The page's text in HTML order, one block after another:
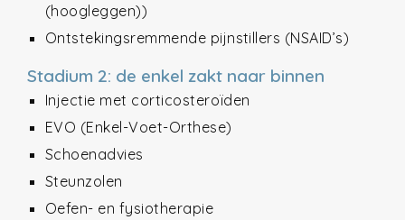
(hoogleggen))
Ontstekingsremmende pijnstillers (NSAID’s)
Stadium 2: de enkel zakt naar binnen
Injectie met corticosteroïden
EVO (Enkel-Voet-Orthese)
Schoenadvies
Steunzolen
Oefen- en fysiotherapie